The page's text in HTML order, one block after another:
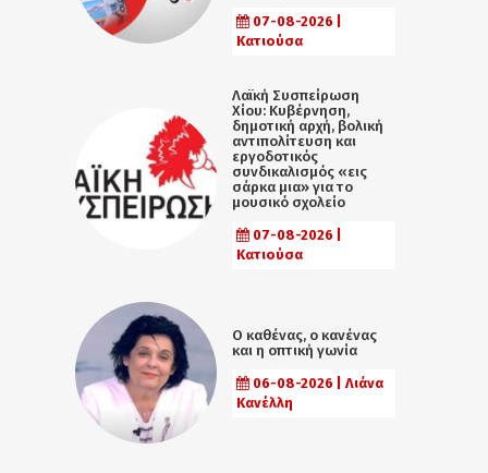
07-08-2026 |
Κατιούσα
Λαϊκή Συσπείρωση
Χίου: Κυβέρνηση,
δημοτική αρχή, βολική
αντιπολίτευση και
εργοδοτικός
συνδικαλισμός «εις
σάρκα μια» για το
μουσικό σχολείο
07-08-2026 |
Κατιούσα
Ο καθένας, ο κανένας
και η οπτική γωνία
06-08-2026 | Λιάνα
Κανέλλη